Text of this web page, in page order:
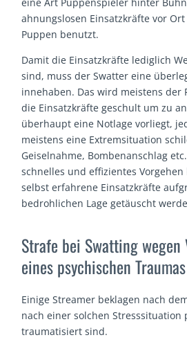
eine Art Puppenspieler hinter
ahnungslosen Einsatzkräfte vor
Puppen benutzt.
Damit die Einsatzkräfte lediglich
sind, muss der Swatter eine
innehaben. Das wird meistens der
die Einsatzkräfte geschult um zu
überhaupt eine Notlage vorliegt,
meistens eine Extremsituation
Geiselnahme, Bombenanschlag
schnelles und effizientes
selbst erfahrene Einsatzkräfte
bedrohlichen Lage getäuscht
Strafe bei Swatting wegen
eines psychischen
Einige Streamer beklagen nach
nach einer solchen Stresssituation
traumatisiert sind.